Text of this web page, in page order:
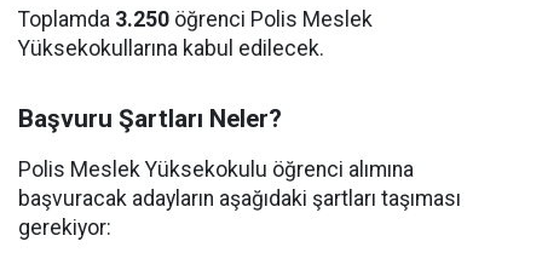
Toplamda 3.250 öğrenci Polis Meslek
Yüksekokullarına kabul edilecek.
Başvuru Şartları Neler?
Polis Meslek Yüksekokulu öğrenci alımına
başvuracak adayların aşağıdaki şartları taşıması
gerekiyor: